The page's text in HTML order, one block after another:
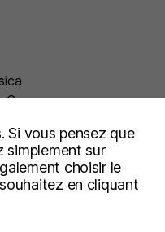
Comene
et 14h00-18h00
Si vous pensez que
simplement sur
choisir le
en cliquant